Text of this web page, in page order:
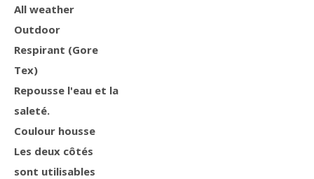
All weather
Outdoor
Respirant (Gore
Tex)
Repousse l'eau et la
saleté.
Coulour housse
Les deux côtés
sont utilisables